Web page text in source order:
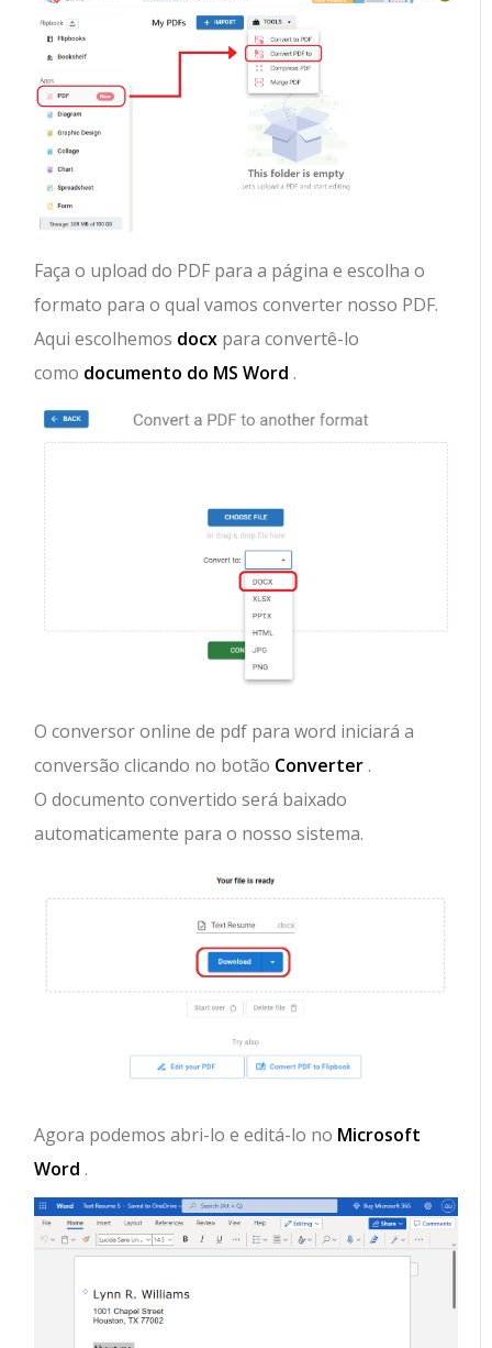
Faça o upload do PDF para a página e escolha o
formato para o qual vamos converter nosso PDF.
Aqui escolhemos docx para convertê-lo
como documento do MS Word .
O conversor online de pdf para word iniciará a
conversão clicando no botão Converter.
O documento convertido será baixado
automaticamente para o nosso sistema.
Agora podemos abri-lo e editá-lo no Microsoft
Word .